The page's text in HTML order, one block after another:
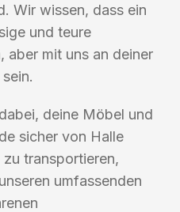
Wir wissen, dass ein
und teure
aber mit uns an deiner
deine Möbel und
sicher von Halle
transportieren,
umfassenden